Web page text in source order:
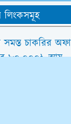
লিংকসমূহ
চাকরির
৮০,০০০৳ আয়